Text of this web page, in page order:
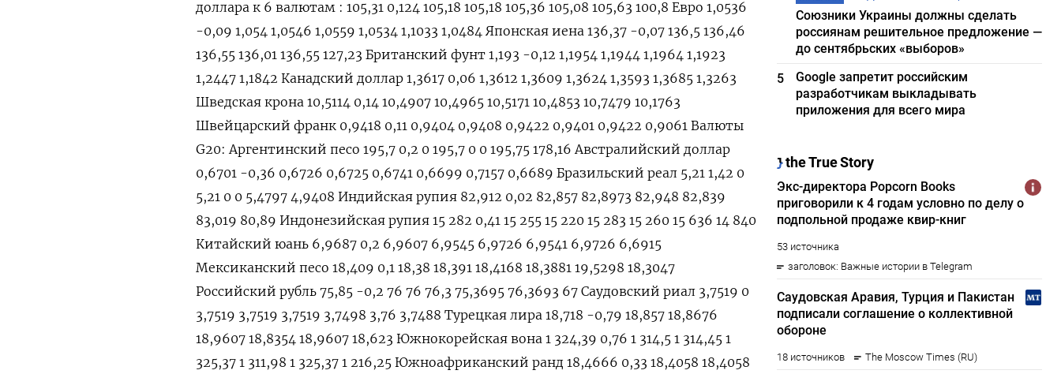
доллара к 6 валютам : 105,31 0,124 105,18 105,18 105,36 105,08 105,63 100,8 Евро 1,0536
-0,09 1,054 1,0546 1,0559 1,0534 1,1033 1,0484 Японская иена 136,37 -0,07 136,5 136,46
136,55 136,01 136,55 127,23 Британский фунт 1,193 -0,12 1,1954 1,1944 1,1964 1,1923
1,2447 1,1842 Канадский доллар 1,3617 0,06 1,3612 1,3609 1,3624 1,3593 1,3685 1,3263
Шведская крона 10,5114 0,14 10,4907 10,4965 10,5171 10,4853 10,7479 10,1763
Швейцарский франк 0,9418 0,11 0,9404 0,9408 0,9422 0,9401 0,9422 0,9061 Валюты
G20: Аргентинский песо 195,7 0,2 0 195,7 0 0 195,75 178,16 Австралийский доллар
0,6701 -0,36 0,6726 0,6725 0,6741 0,6699 0,7157 0,6689 Бразильский реал 5,21 1,42 0
5,21 0 0 5,4797 4,9408 Индийская рупия 82,912 0,02 82,857 82,8973 82,948 82,839
83,019 80,89 Индонезийская рупия 15 282 0,41 15 255 15 220 15 283 15 260 15 636 14 840
Китайский юань 6,9687 0,2 6,9607 6,9545 6,9726 6,9541 6,9726 6,6915
Мексиканский песо 18,409 0,1 18,38 18,391 18,4168 18,3881 19,5298 18,3047
Российский рубль 75,85 -0,2 76 76 76,3 75,3695 76,3693 67 Саудовский риал 3,7519 0
3,7519 3,7519 3,7519 3,7498 3,76 3,7488 Турецкая лира 18,718 -0,79 18,857 18,8676
18,9607 18,8354 18,9607 18,623 Южнокорейская вона 1 324,39 0,76 1 314,5 1 314,45 1
325,37 1 311,98 1 325,37 1 216,25 Южноафриканский ранд 18,4666 0,33 18,4058 18,4058
Союзники Украины должны сделать
россиянам решительное предложение —
до сентябрьских «выборов»
5
Google запретит российским
разработчикам выкладывать
приложения для всего мира